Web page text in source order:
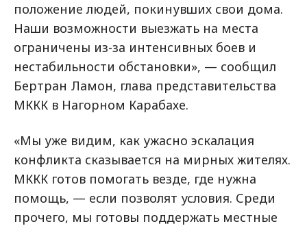
положение людей, покинувших свои дома.
Наши возможности выезжать на места
ограничены из-за интенсивных боев и
нестабильности обстановки», — сообщил
Бертран Ламон, глава представительства
МККК в Нагорном Карабахе.
«Мы уже видим, как ужасно эскалация
конфликта сказывается на мирных жителях.
МККК готов помогать везде, где нужна
помощь, — если позволят условия. Среди
прочего, мы готовы поддержать местные